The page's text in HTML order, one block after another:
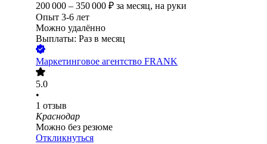
200 000 – 350 000 ₽ за месяц, на руки
Опыт 3-6 лет
Можно удалённо
Выплаты: Раз в месяц
Маркетинговое агентство FRANK
5.0
•
1 отзыв
Краснодар
Можно без резюме
Откликнуться